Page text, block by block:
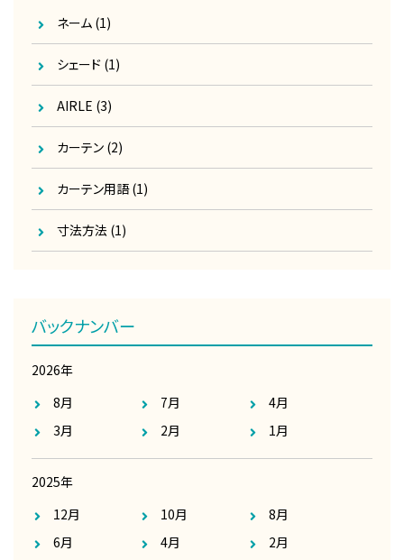
寸法方法 (1)
カーテン用語(1)
カーテン (2)
AIRLE (3)
シェード (1)
ネーム (1)
バックナンバー
2026年
8月
7月
4月
3月
2月 1月
2025年
12月
10月
8月
6月
4月
2月